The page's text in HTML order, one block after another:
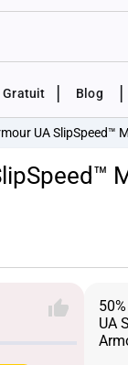
Gratuit Blog
UA SlipSpeed™
UA